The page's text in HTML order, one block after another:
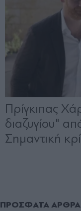
ΠΡΌΣΦΑΤΑ ΆΡΘΡΑ